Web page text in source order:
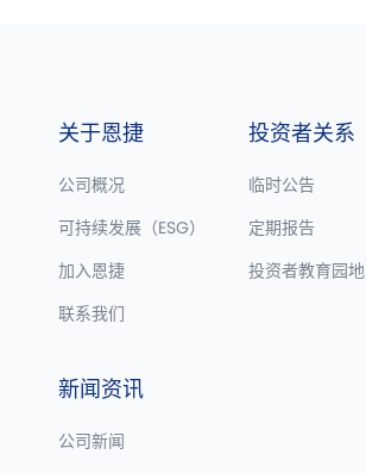
关于恩捷
公司概况
可持续发展（ESG）
加入恩捷
联系我们
新闻资讯
公司新闻
投资者关系
临时公告
定期报告
投资者教育园地